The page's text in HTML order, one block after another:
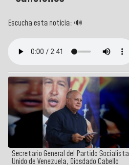
Escucha esta noticia: 🔊
Secretario General del Partido Socialista
Unido de Venezuela, Diosdado Cabello